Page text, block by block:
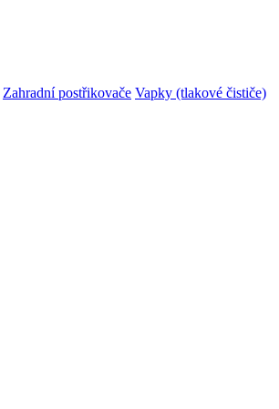
Zahradní postřikovače Vapky (tlakové čističe)